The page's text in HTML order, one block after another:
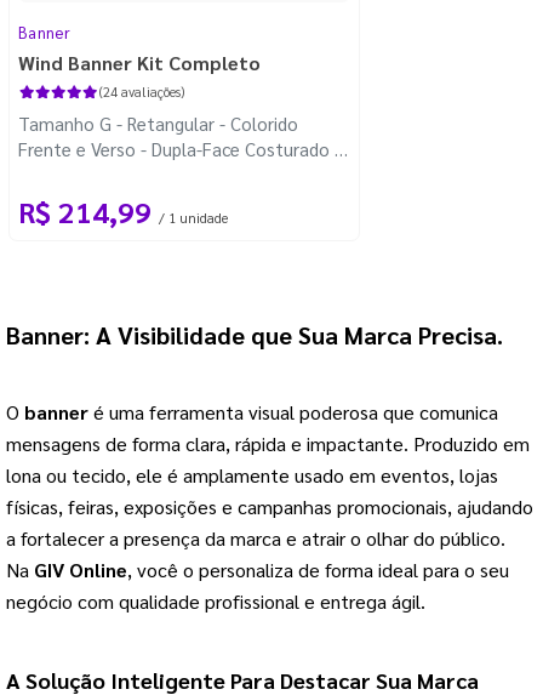
Banner
Wind Banner Kit Completo
(24 avaliações)
Tamanho G - Retangular - Colorido
Frente e Verso - Dupla-Face Costurado -
Retângular
R$ 214,99 / 1 unidade
Banner: A Visibilidade que Sua Marca Precisa.
O banneré uma ferramenta visual poderosa que comunica
mensagens de forma clara, rápida e impactante. Produzido em
lona ou tecido, ele é amplamente usado em eventos, lojas
físicas, feiras, exposições e campanhas promocionais, ajudando
a fortalecer a presença da marca e atrair o olhar do público.
Na GIV Online, você o personaliza de forma ideal para o seu
negócio com qualidade profissional e entrega ágil.
A Solução Inteligente Para Destacar Sua Marca